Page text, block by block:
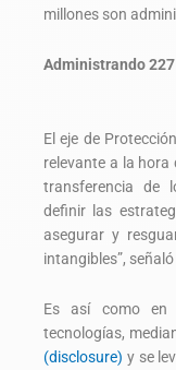
millones son
Administrando
El eje de
relevante a la hora
transferencia de
definir las
asegurar y
intangibles”,
Es así como en
tecnologías,
(disclosure) y se